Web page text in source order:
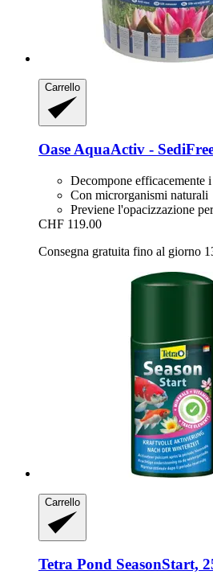
Carrello
OaseAquaActiv -​
Decompone efficacemente
Con microrganismi naturali
Previene l'opacizzazione
CHF 119.00
Consegna gratuita fino al giorno
Carrello
Tetra Pond SeasonStart,